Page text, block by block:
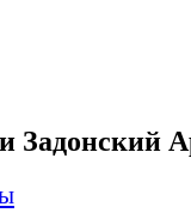
Задонский